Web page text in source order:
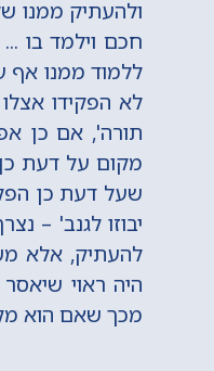
ולהעתיק ממנו
חכם וילמד בו
ללמוד ממנו אף
לא הפקידו
תורה', אם כן
מקום על דעת
שעל דעת כן
יבוזו לגנב' –
להעתיק, אלא
היה ראוי
מכך שאם הוא